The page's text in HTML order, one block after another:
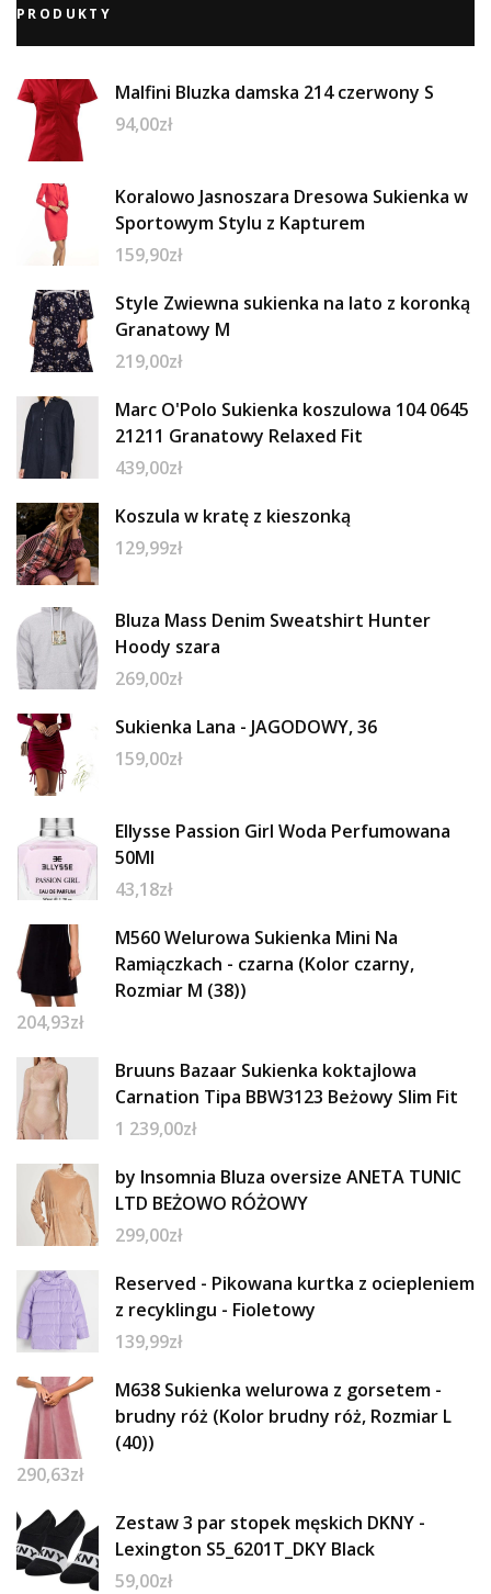
PRODUKTY
Malfini Bluzka damska 214 czerwony S
94,00zł
Koralowo Jasnoszara Dresowa Sukienka w
Sportowym Stylu z Kapturem
159,90zł
Style Zwiewna sukienka na lato z koronką
Granatowy M
219,00zł
Marc O'Polo Sukienka koszulowa 104 0645
21211 Granatowy Relaxed Fit
439,00zł
Koszula w kratę z kieszonką
129,99zł
Bluza Mass Denim Sweatshirt Hunter
Hoody szara
269,00zł
Sukienka Lana - JAGODOWY, 36
159,00zł
Ellysse Passion Girl Woda Perfumowana
50Ml
43,18zł
M560 Welurowa Sukienka Mini Na
Ramiączkach - czarna (Kolor czarny,
Rozmiar M (38))
204,93zł
Bruuns Bazaar Sukienka koktajlowa
Carnation Tipa BBW3123 Beżowy Slim Fit
1 239,00zł
by Insomnia Bluza oversize ANETA TUNIC
LTD BEŻOWO RÓŻOWY
299,00zł
Reserved - Pikowana kurtka z ociepleniem
z recyklingu - Fioletowy
139,99zł
M638 Sukienka welurowa z gorsetem -
brudny róż (Kolor brudny róż, Rozmiar L
(40))
290,63zł
Zestaw 3 par stopek męskich DKNY -
Lexington S5_6201T_DKY Black
59,00zł